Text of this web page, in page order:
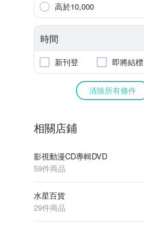
高於10,000
時間
新刊登 即將結標
清除所有條件
相關店鋪
影視動漫CD專輯DVD
59件商品
水星百貨
29件商品